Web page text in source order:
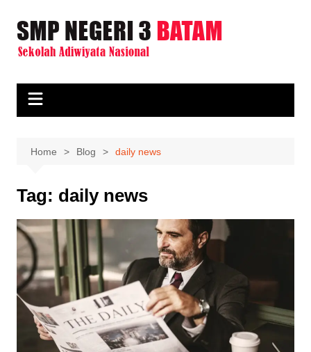
content
Home Blog daily news
Tag: daily news